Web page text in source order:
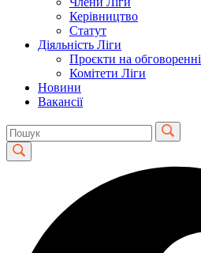
Керівництво
Статут
Діяльність Ліги
Проєкти на обговоренні
Комітети Ліги
Новини
Вакансії